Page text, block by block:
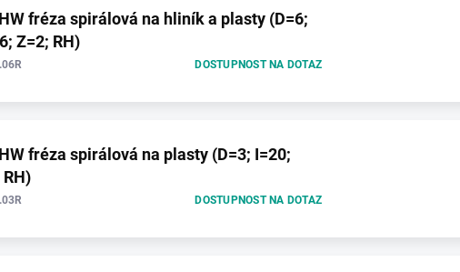
fréza spirálová na hliník a plasty (D=6;
Z=2; RH)
DOSTUPNOST NA DOTAZ
fréza spirálová na plasty (D=3; I=20;
DOSTUPNOST NA DOTAZ